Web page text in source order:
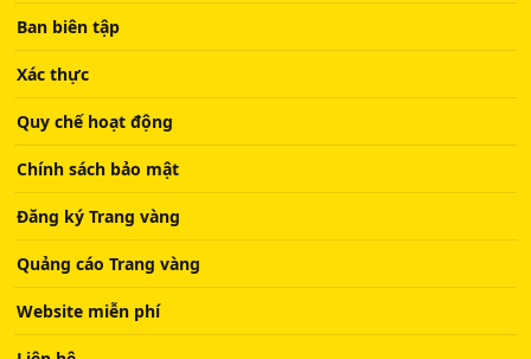
Ban biên tập
Xác thực
Quy chế hoạt động
Chính sách bảo mật
Đăng ký Trang vàng
Quảng cáo Trang vàng
Website miễn phí